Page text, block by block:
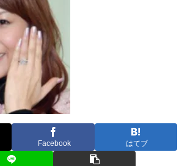
Facebook はてブ